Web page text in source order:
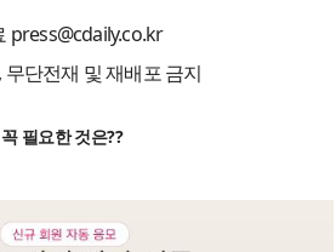
press@cdaily.co.kr
단전재 및 재배포 금지
필요한 것은??